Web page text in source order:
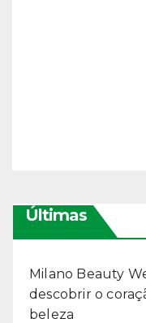
Últimas
Milano Beauty
descobrir o
beleza